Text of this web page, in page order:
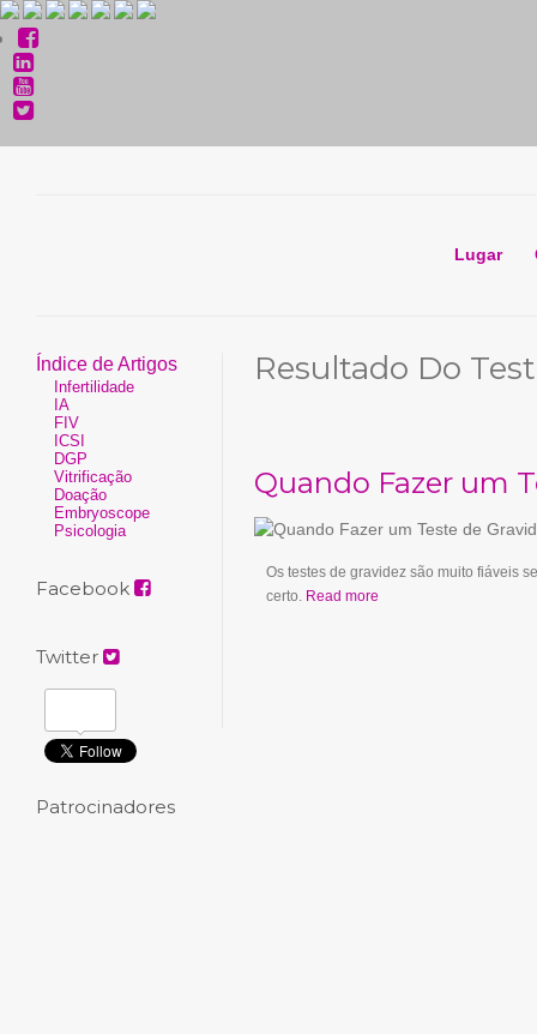
Lugar
Índice de Artigos
Infertilidade
IA
FIV
ICSI
DGP
Vitrificação
Doação
Embryoscope
Psicologia
Facebook
Twitter
Patrocinadores
Resultado Do
Quando Fazer um
Os testes de gravidez são muito fiáveis
certo. Read more